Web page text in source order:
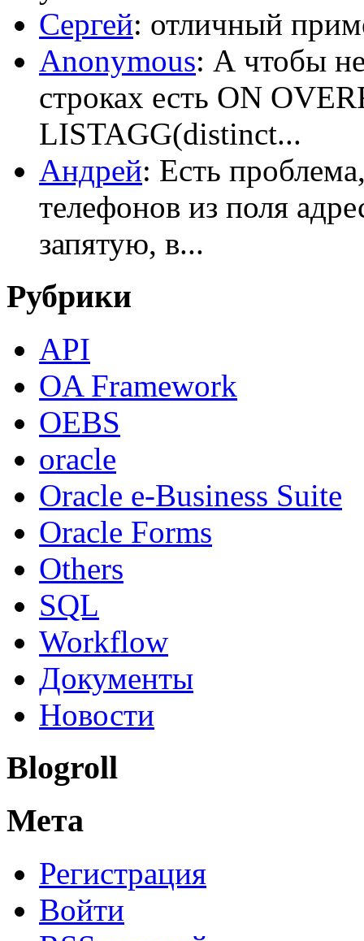
Сергей: отличный
Anonymous: А чтобы
строках есть ON
LISTAGG(distinct...
Андрей: Есть
телефонов из поля
запятую, в...
Рубрики
API
OA Framework
OEBS
oracle
Oracle e-Business Suite
Oracle Forms
Others
SQL
Workflow
Документы
Новости
Blogroll
Мета
Регистрация
Войти